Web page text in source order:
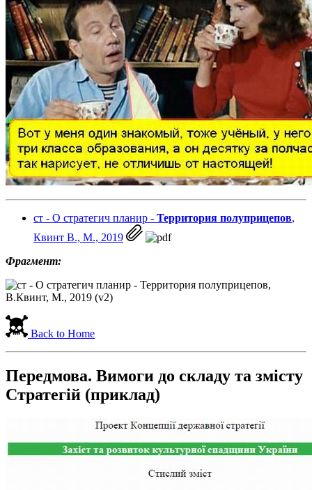
ст - О стратегич планир - Территория полуприцепов,
Квинт В., М., 2019
Фрагмент:
Back to Home
Передмова. Вимоги до складу та змісту
Стратегій (приклад)